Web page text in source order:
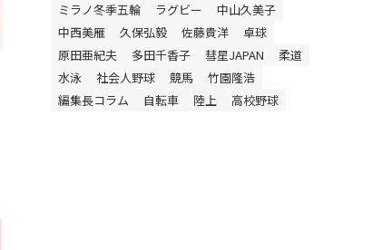
ミラノ冬季五輪
ラグビー
中山久美子
中西美雁
久保弘毅 佐藤貴洋
卓球
原田亜紀夫
多田千香子 彗星JAPAN
柔道
水泳
社会人野球 競馬
竹園隆浩
編集長コラム
自転車 陸上 高校野球